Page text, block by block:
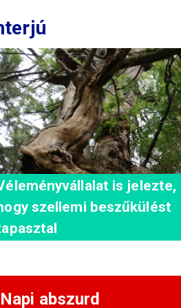
is jelezte,
szellemi beszűkülést
Napi abszurd